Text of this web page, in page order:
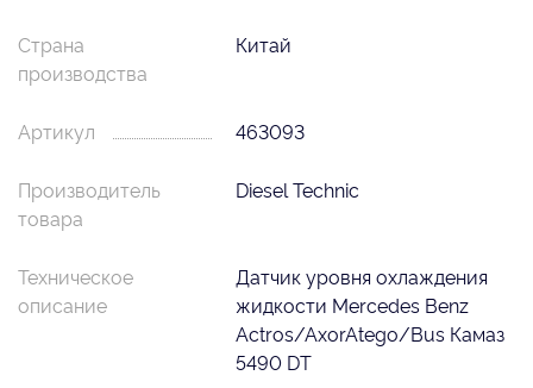
Страна
производства
Китай
Артикул 463093
Производитель
товара
Diesel Technic
Техническое
описание
Датчик уровня охлаждения
жидкости Mercedes Benz
Actros/AxorAtego/Bus Камаз
5490 DT